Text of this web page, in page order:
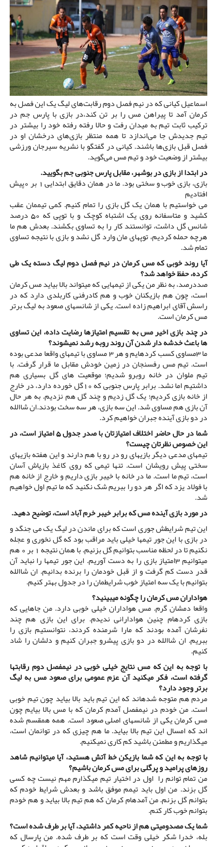
اسماعیل کیانی که در نیم فصل دوم رقابت‌های لیگ یک این فصل به
کرمان آمد تا پیراهن مس را بر تن کند،در بازی با پارس جم در
ترکیب ثابت تیم به میدان رفت و حالا رفته رفته خود را بیشتر در
تیم جدیدش جا می‌اندازد تا همه منتظر بازی‌های درخشان او در
فصل قبل بازی‌ها باشند. کیانی در گفتگو با نشریه سیرجان ورزشی
بیشتر از وضعیت خود و تیم مس می‌گوید.
در ابتدا از بازی در بوشهر، مقابل پارس جنوبی جم بگویید.
بازی، بازی خوب و سختی بود. ما در همان دقایق ابتدایی 1 بر 0پیش
افتادیم
می خواستیم با همان یک گل بازی را تمام کنیم. کمی تیممان عقب
کشید و متاسفانه روی یک اشتباه کوچک و با توپی که 50 درصد
شانس گل داشت، توانستند کار را به تساوی بکشند. بعدش هم ما
هرچه حمله کردیم، توپهای مان وارد گل نشد و بازی با نتیجه تساوی
تمام شد.
آیا روند خوبی که مس کرمان در نیم فصل دوم لیگ دسته یک طی
کرده، حفظ خواهد شد؟
صددرصد، به نظر من یکی از تیمهایی که میتواند بالا بیاید مس کرمان
است، چون هم بازیکنان خوب و هم کادرفنی کاربلدی دارد که در
راسش آقای ابراهیم زاده است. یکی از شانسهای صعود به لیگ برتر
مس کرمان است.
در چند بازی اخیر مس به تقسیم امتیازها رضایت داده، این تساوی
ها باعث خدشه دار شدن آن روند روبه رشد نمیشوند؟
ما 3مساوی کسب کردهایم و هر 3 مساوی با تیمهای واقعا مدعی بوده
است. تیم مس رفسنجان در زمین خودش مقابل ما قرار گرفت. با
تیم ملوان در خانه روبرو شدیم؛ موقعیت های گل بسیاری هم
داشتیم اما نشد. برابر پارس جنوبی که 10گل خورده دارد، در خارج
از خانه بازی کردیم؛ یک گل زدیم و چند گل هم نزدیم. به هر حال
آن بازی هم مساوی شد. این سه بازی، هر سه سخت بودند.ان شاالله
در دو بازی آینده جبران خواهیم کرد.
شما در حال حاضر اختلاف امتیازتان با صدر جدول 5 امتیاز است، در
این خصوص نظرتان چیست؟
تیمهای مدعی دیگر بازیهای رو در رو با هم دارند و این هفته بازیهای
سختی پیش رویشان است. تنها تیمی که روی کاغذ بازیاش آسان
است، تیم ما است. ما در خانه با خیبر بازی داریم و خارج از خانه هم
با فولاد یزد که اگر هر دو را ببریم شک نکنید که ما تیم اول خواهیم
شد.
در مورد بازی آینده مس که برابر خیبر خرم آباد است، توضیح دهید.
این تیم شرایطش جوری است که برای ماندن در لیگ یک می جنگد و
در بازی با این جور تیمها خیلی باید مراقب بود که گل نخوری و عجله
نکنیم تا در لحظه مناسب بتوانیم گل بزنیم. با همان نتیجه 1 بر 0 هم
میتوانیم 3امتیاز بازی را به دست آوریم. این جور تیمها را نباید آن
قدر دست کم گرفت و از قبل خودمان را برنده بدانیم. ان شاالله
بتوانیم با یک سه امتیاز خوب شرایطمان را در جدول بهتر کنیم.
هواداران مس کرمان را چگونه میبینید؟
واقعا دمشان گرم. مس هواداران خیلی خوبی دارد. من جاهایی که
بازی کردهام چنین هوادارانی ندیدم. برای این بازی هم چند
نفرشان آمده بودند که مارا شرمنده کردند، نتوانستیم بازی را
ببریم. ان شاالله در دو بازی پیشرو جبران کنیم و دلشان را شاد
کنیم.
با توجه به این که مس نتایج خیلی خوبی در نیمفصل دوم رقابتها
گرفته است، فکر میکنید آن عزم عمومی برای صعود مس به لیگ
برتر وجود دارد؟
مردم هم متوجه شدهاند که این تیم باید بالا بیاید چون تیم خوبی
است. من خودم در نیمفصل آمدم کرمان که با مس بالا بیایم چون
مس کرمان یکی از شانسهای اصلی صعود است. همه همقسم شده
اند که امسال این تیم بالا بیاید. ما هم چیزی که در توانمان است،
میگذاریم و مطمئن باشید کم کاری نمیکنیم.
با توجه به این که شما بازیکن خط آتش هستید، آیا میتوانیم شاهد
روزهای پرامید و پرگلی برای مس کرمان باشیم؟
من تمام توانم را اول در اختیار تیم میگذارم مهم نیست چه کسی
گل بزند. من اول باید تیمم موفق باشد و بعدش شرایط خودم که
بتوانم گل بزنم. من آمدهام کرمان که هم تیم بالا بیاید و هم خودم
بتوانم خوب کار کنم.
شما یک مصدومیتی هم از ناحیه کمر داشتید، آیا بر طرف شده است؟
بله، خدرا شکر خیلی وقت است که بر طرف شده. من پارسال که